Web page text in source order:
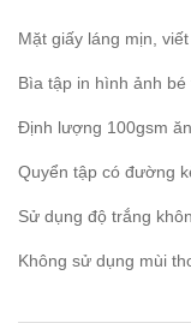
Mặt giấy láng mịn,
Bìa tập in hình ảnh
Định lượng 100gsm
Quyển tập có đường
Sử dụng độ trắng
Không sử dụng mùi